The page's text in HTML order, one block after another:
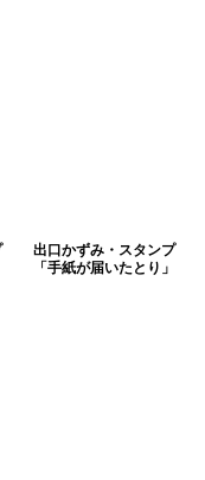
出口かずみ・スタンプ
「手紙が届いたとり」